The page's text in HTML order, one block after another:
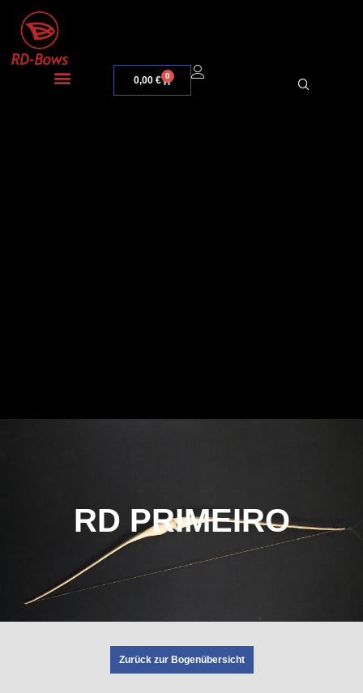
0,00 € 0
RD PRIMEIRO
Zurück zur Bogenübersicht